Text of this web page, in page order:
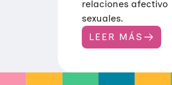
relaciones afectivo
sexuales.
LEER MÁS
:
G